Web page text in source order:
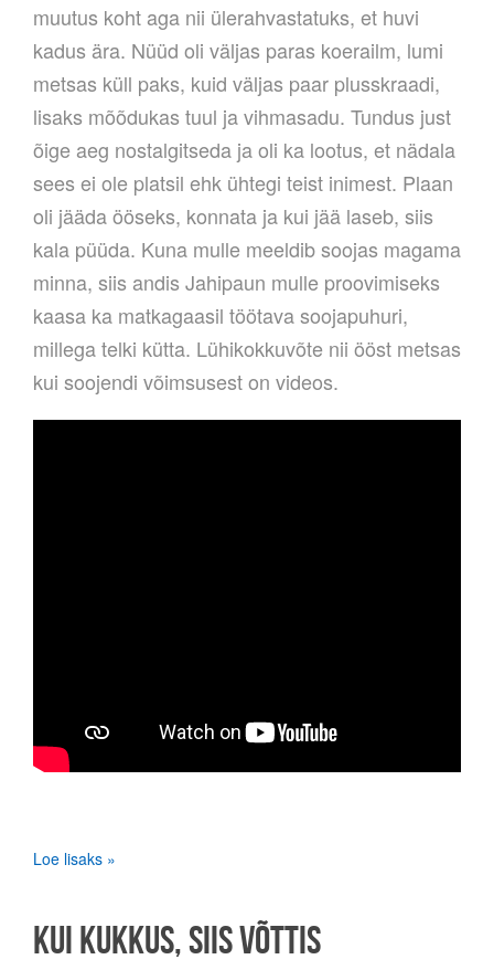
muutus koht aga nii ülerahvastatuks, et huvi
kadus ära. Nüüd oli väljas paras koerailm, lumi
metsas küll paks, kuid väljas paar plusskraadi,
lisaks mõõdukas tuul ja vihmasadu. Tundus just
õige aeg nostalgitseda ja oli ka lootus, et nädala
sees ei ole platsil ehk ühtegi teist inimest. Plaan
oli jääda ööseks, konnata ja kui jää laseb, siis
kala püüda. Kuna mulle meeldib soojas magama
minna, siis andis Jahipaun mulle proovimiseks
kaasa ka matkagaasil töötava soojapuhuri,
millega telki kütta. Lühikokkuvõte nii ööst metsas
kui soojendi võimsusest on videos.
Loe lisaks »
KUI KUKKUS, SIIS VÕTTIS